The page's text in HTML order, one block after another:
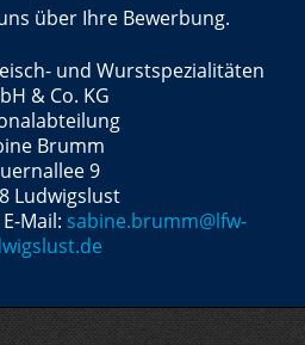
über Ihre Bewerbung.
und Wurstspezialitäten
& Co. KG
Brumm
9
Ludwigslust
Mail: sabine.brumm@lfw-